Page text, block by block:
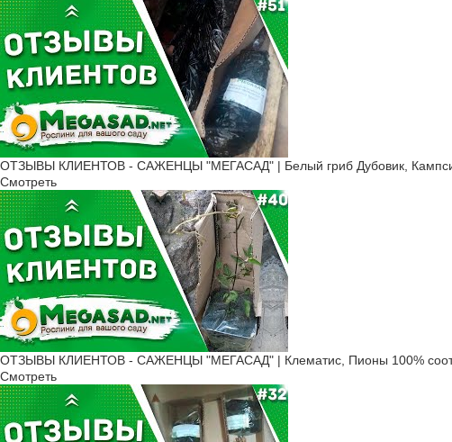
ОТЗЫВЫ КЛИЕНТОВ - САЖЕНЦЫ "МЕГАСАД" | Белый гриб Дубовик,
Смотреть
ОТЗЫВЫ КЛИЕНТОВ - САЖЕНЦЫ "МЕГАСАД" | Клематис, Пионы 100%
Смотреть